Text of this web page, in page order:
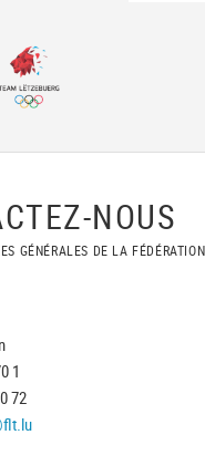
NOUS
GÉNÉRALES DE LA
1
72